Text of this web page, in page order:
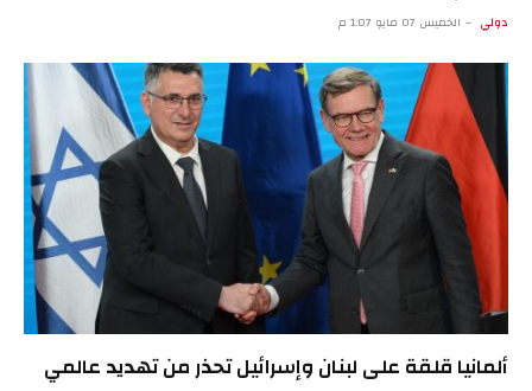
دولي الخميس 07 مايو 1:07 م
ألمانيا قلقة على لبنان وإسرائيل تحذر من تهديد عالمي